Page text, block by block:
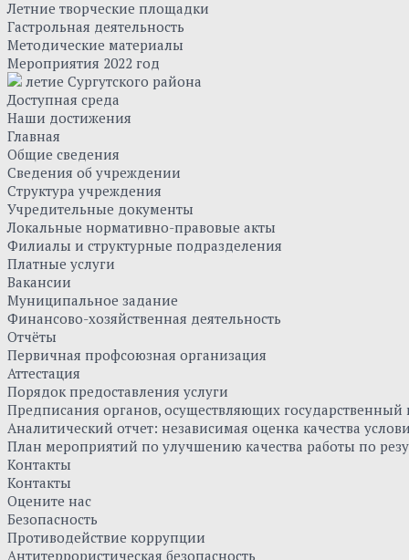
Летние творческие площадки
Гастрольная деятельность
Методические материалы
Мероприятия 2022 год
летие Сургутского района
Доступная среда
Наши достижения
Главная
Общие сведения
Сведения об учреждении
Структура учреждения
Учредительные документы
Локальные нормативно-правовые акты
Филиалы и структурные подразделения
Платные услуги
Вакансии
Муниципальное задание
Финансово-хозяйственная деятельность
Отчёты
Первичная профсоюзная организация
Аттестация
Порядок предоставления услуги
Предписания органов, осуществляющих
Аналитический отчет: независимая оценка качества
План мероприятий по улучшению качества работы по
Контакты
Контакты
Оцените нас
Безопасность
Противодействие коррупции
Антитеррористическая безопасность